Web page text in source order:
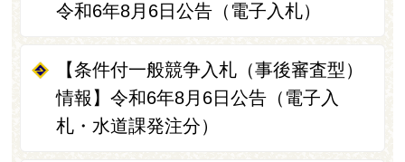
令和6年8月6日公告（電子入札）
【条件付一般競争入札（事後審査型）
情報】令和6年8月6日公告（電子入
札・水道課発注分）